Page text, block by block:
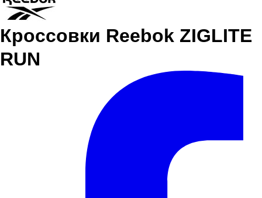
Кроссовки Reebok ZIGLITE
RUN